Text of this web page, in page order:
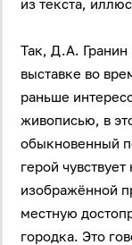
из текста,
Так, Д.А.
выставке во
раньше
живописью, в
обыкновенный
герой
изображённой
местную
городка. Это